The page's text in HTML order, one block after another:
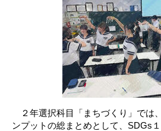
２年選択科目「まちづくり」では
ンプットの総まとめとして、SDGs